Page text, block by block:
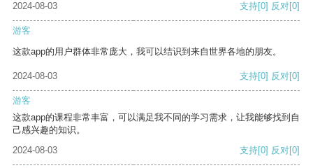
2024-08-03 支持[0] 反对[0]
游客
这款app的用户群体非常庞大，我可以结识到来自世界各地的朋友。
2024-08-03 支持[0] 反对[0]
游客
这款app的课程非常丰富，可以满足我不同的学习需求，让我能够找到自
己感兴趣的知识。
2024-08-03
支持[0] 反对[0]